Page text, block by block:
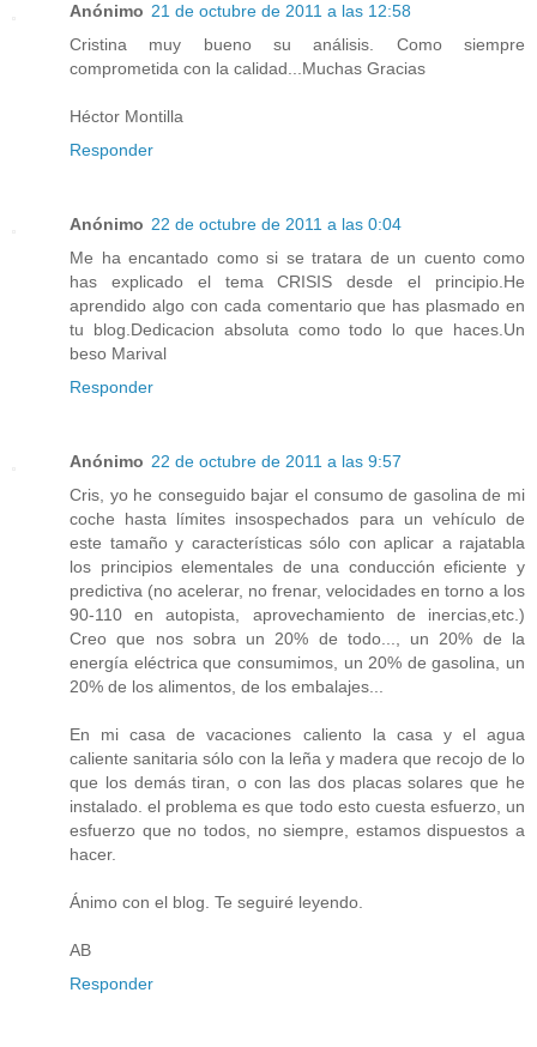
Anónimo 21 de octubre de 2011 a las 12:58
Cristina muy bueno su análisis. Como siempre
comprometida con la calidad...Muchas Gracias
Héctor Montilla
Responder
Anónimo 22 de octubre de 2011 a las 0:04
Me ha encantado como si se tratara de un cuento como
has explicado el tema CRISIS desde el principio.He
aprendido algo con cada comentario que has plasmado en
tu blog.Dedicacion absoluta como todo lo que haces.Un
beso Marival
Responder
Anónimo 22 de octubre de 2011 a las 9:57
Cris, yo he conseguido bajar el consumo de gasolina de mi
coche hasta límites insospechados para un vehículo de
este tamaño y características sólo con aplicar a rajatabla
los principios elementales de una conducción eficiente y
predictiva (no acelerar, no frenar, velocidades en torno a los
90-110 en autopista, aprovechamiento de inercias,etc.)
Creo que nos sobra un 20% de todo..., un 20% de la
energía eléctrica que consumimos, un 20% de gasolina, un
20% de los alimentos, de los embalajes...
En mi casa de vacaciones caliento la casa y el agua
caliente sanitaria sólo con la leña y madera que recojo de lo
que los demás tiran, o con las dos placas solares que he
instalado. el problema es que todo esto cuesta esfuerzo, un
esfuerzo que no todos, no siempre, estamos dispuestos a
hacer.
Ánimo con el blog. Te seguiré leyendo.
AB
Responder